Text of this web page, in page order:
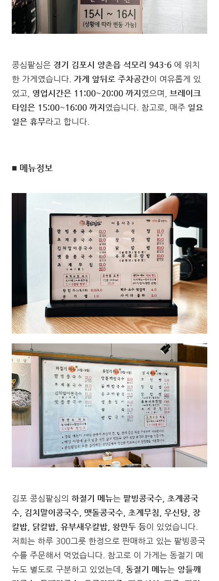
콩심팥심은 경기 김포시 양촌읍 석모리 943-6 에 위치
한 가게였습니다. 가게 앞뒤로 주차공간이 여유롭게 있
었고, 영업시간은 11:00~20:00 까지 였으며, 브레이크
타임은 15:00~16:00 까지 였습니다. 참고로, 매주 일요
일은 휴무라고 합니다.
■ 메뉴정보
김포 콩심팥심의 하절기 메뉴는 팥빙콩국수, 초계콩국
수, 김치말이콩국수, 맷돌콩국수, 초계무침, 우신탕, 장
칼밥, 닭칼밥, 유부새우칼밥, 왕만두 등이 있었습니다.
저희는 하루 300그릇 한정으로 판매하고 있는 팥빙콩국
수를 주문해서 먹었습니다. 참고로 이 가게는 동절기 메
뉴도 별도로 구분하고 있었는데, 동절기 메뉴는 앙들깨